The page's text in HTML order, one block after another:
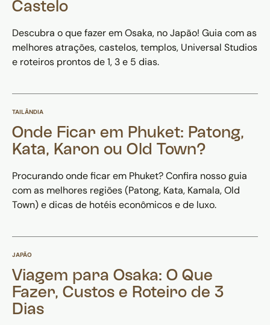
Castelo
Descubra o que fazer em Osaka, no Japão! Guia com as
melhores atrações, castelos, templos, Universal Studios
e roteiros prontos de 1, 3 e 5 dias.
TAILÂNDIA
Onde Ficar em Phuket: Patong,
Kata, Karon ou Old Town?
Procurando onde ficar em Phuket? Confira nosso guia
com as melhores regiões (Patong, Kata, Kamala, Old
Town) e dicas de hotéis econômicos e de luxo.
JAPÃO
Viagem para Osaka: O Que
Fazer, Custos e Roteiro de 3
Dias